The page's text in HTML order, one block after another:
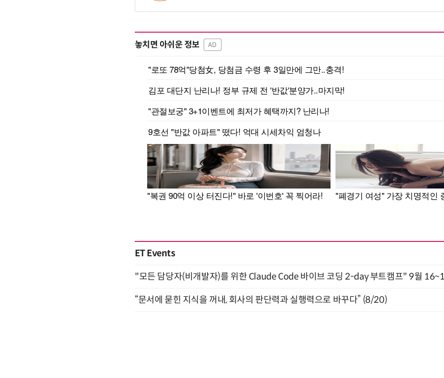
놓치면 아쉬운 정보 AD
ET Events
"모든 담당자(비개발자)를 위한 Claude Code 바이브 코딩 2-day 부트캠프" 9월
“문서에 묻힌 지식을 꺼내, 회사의 판단력과 실행력으로 바꾸다” (8/20)